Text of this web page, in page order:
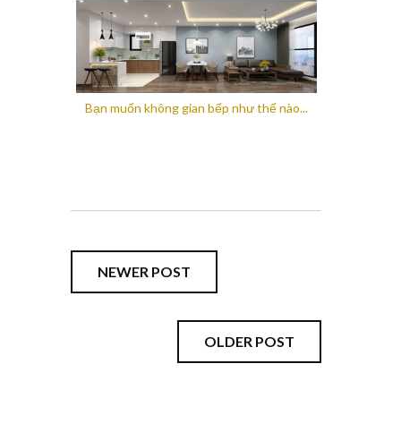
Bạn muốn không gian bếp như thế nào...
NEWER POST
OLDER POST